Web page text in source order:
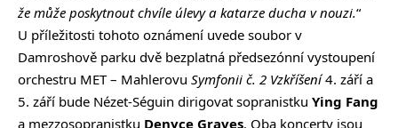
že může poskytnout chvíle úlevy a katarze ducha v nouzi.“
U příležitosti tohoto oznámení uvede soubor v
Damroshově parku dvě bezplatná předsezónní vystoupení
orchestru MET – Mahlerovu Symfonii č. 2 Vzkříšení4. září a
5. září bude Nézet-Séguin dirigovat sopranistku Ying Fang
a mezzosopranistku Denyce Graves. Oba koncerty jsou